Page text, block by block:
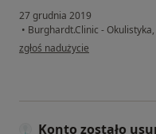
27 grudnia 2019
• Burghardt.Clinic -
w opinii użytkownika Konto
zgłoś nadużycie
Konto zostało